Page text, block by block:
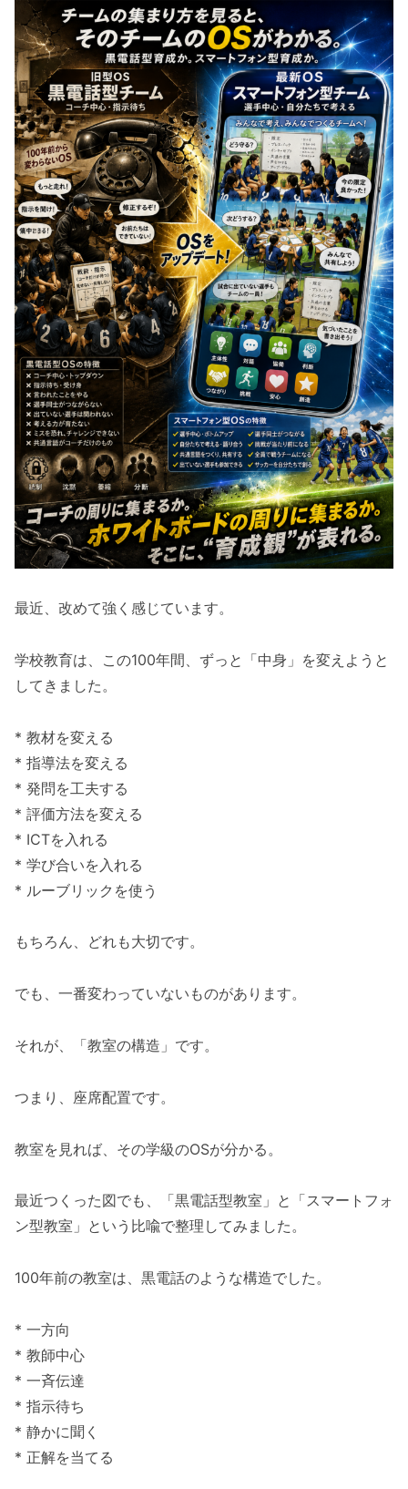
最近、改めて強く感じています。
学校教育は、この100年間、ずっと「中身」を変えようと
してきました。
* 教材を変える
* 指導法を変える
* 発問を工夫する
* 評価方法を変える
* ICTを入れる
* 学び合いを入れる
* ルーブリックを使う
もちろん、どれも大切です。
でも、一番変わっていないものがあります。
それが、「教室の構造」です。
つまり、座席配置です。
教室を見れば、その学級のOSが分かる。
最近つくった図でも、「黒電話型教室」と「スマートフォ
ン型教室」という比喩で整理してみました。
100年前の教室は、黒電話のような構造でした。
* 一方向
* 教師中心
* 一斉伝達
* 指示待ち
* 静かに聞く
* 正解を当てる